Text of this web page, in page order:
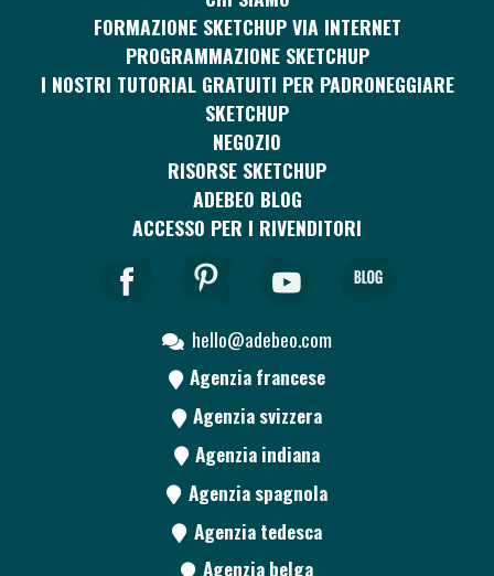
FORMAZIONE SKETCHUP VIA INTERNET
PROGRAMMAZIONE SKETCHUP
I NOSTRI TUTORIAL GRATUITI PER PADRONEGGIARE
SKETCHUP
NEGOZIO
RISORSE SKETCHUP
ADEBEO BLOG
ACCESSO PER I RIVENDITORI
hello@adebeo.com
Agenzia francese
Agenzia svizzera
Agenzia indiana
Agenzia spagnola
Agenzia tedesca
Agenzia belga